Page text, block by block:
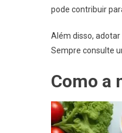
pode contribuir
Além disso, adotar
Sempre consulte
Como a